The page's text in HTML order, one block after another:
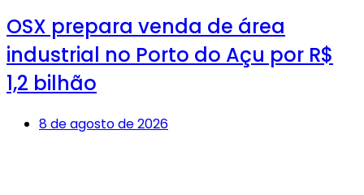
OSX prepara venda de área
industrial no Porto do Açu por R$
1,2 bilhão
8 de agosto de 2026